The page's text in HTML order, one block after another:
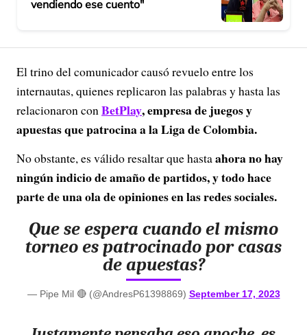
vendiendo ese cuento"
El trino del comunicador causó revuelo entre los
internautas, quienes replicaron las palabras y hasta las
relacionaron conBetPlay, empresa de juegos y
apuestas que patrocina a la Liga de Colombia.
No obstante, es válido resaltar que hastaahora no hay
ningún indicio de amaño de partidos, y todo hace
parte de una ola de opiniones en las redes sociales.
Que se espera cuando el mismo
torneo es patrocinado por casas
de apuestas?
— Pipe Mil 🔴 (@AndresP61398869) September 17, 2023